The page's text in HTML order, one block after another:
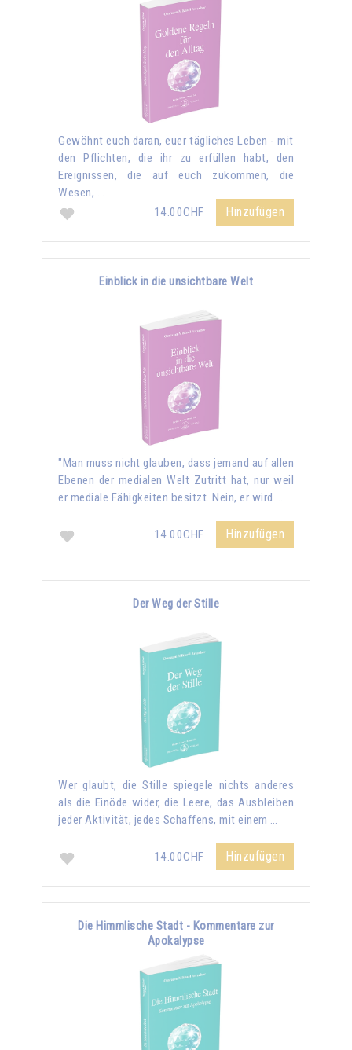
Gewöhnt euch daran, euer tägliches Leben - mit
den Pflichten, die ihr zu erfüllen habt, den
Ereignissen, die auf euch zukommen, die
Wesen, …
14.00CHF
Hinzufügen
Einblick in die unsichtbare Welt
"Man muss nicht glauben, dass jemand auf allen
Ebenen der medialen Welt Zutritt hat, nur weil
er mediale Fähigkeiten besitzt. Nein, er wird …
14.00CHF Hinzufügen
Der Weg der Stille
Wer glaubt, die Stille spiegele nichts anderes
als die Einöde wider, die Leere, das Ausbleiben
jeder Aktivität, jedes Schaffens, mit einem …
14.00CHF Hinzufügen
Die Himmlische Stadt - Kommentare zur
Apokalypse